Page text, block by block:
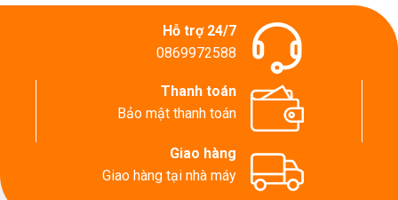
Hỗ trợ 24/7
0869972588
Thanh toán
Bảo mật thanh toán
Giao hàng
Giao hàng tại nhà máy